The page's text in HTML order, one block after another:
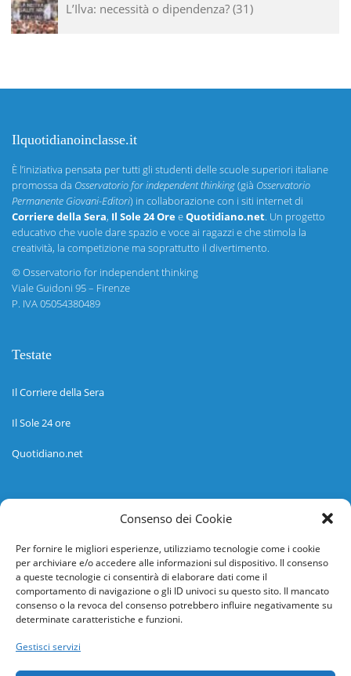
Consenso dei Cookie
Per fornire le migliori esperienze, utilizziamo tecnologie come i cookie
per archiviare e/o accedere alle informazioni sul dispositivo. Il consenso
a queste tecnologie ci consentirà di elaborare dati come il
comportamento di navigazione o gli ID univoci su questo sito. Il mancato
consenso o la revoca del consenso potrebbero influire negativamente su
determinate caratteristiche e funzioni.
Gestisci servizi
L’Ilva: necessità o dipendenza? 31
Ilquotidianoinclasse.it
È l’iniziativa pensata per tutti gli studenti delle scuole superiori italiane
promossa da Osservatorio for independent thinking(già Osservatorio
Permanente Giovani-Editori) in collaborazione con i siti internet di
Corriere della Sera, Il Sole 24 OreeQuotidiano.net. Un progetto
educativo che vuole dare spazio e voce ai ragazzi e che stimola la
creatività, la competizione ma soprattutto il divertimento.
©Osservatorio for independent thinking
Viale Guidoni 95 – Firenze
P. IVA 05054380489
Testate
Il Corriere della Sera
Il Sole 24 ore
Quotidiano.net
Informazioni
Help desk
Guida rapida